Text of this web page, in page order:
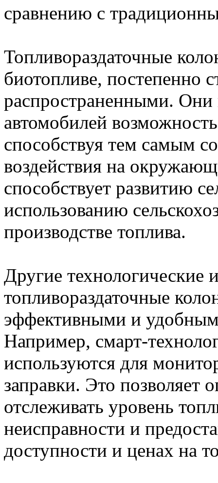
сравнению с
Топливораздаточные
биотопливе, постепенно
распространенными. Они
автомобилей
способствуя тем самым
воздействия на
способствует развитию
использованию
производстве топлива.
Другие технологические
топливораздаточные
эффективными и
Например, смарт-
используются для
заправки. Это позволяет
отслеживать уровень
неисправности и
доступности и ценах на